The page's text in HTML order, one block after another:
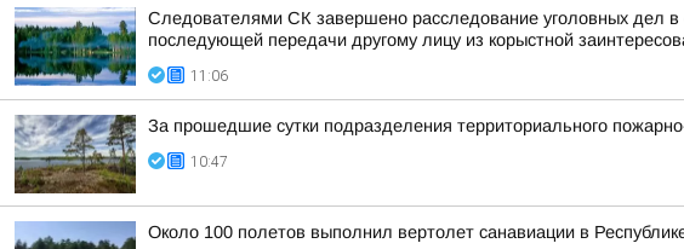
Следователями СК завершено расследование уголовных дел
последующей передачи другому лицу из корыстной
11:06
За прошедшие сутки подразделения территориального
10:47
Около 100 полетов выполнил вертолет санавиации в